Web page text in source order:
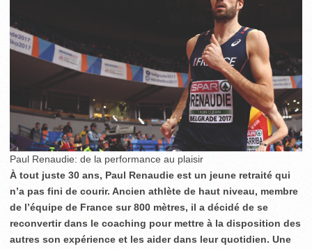
Paul Renaudie: de la performance au plaisir
À tout juste 30 ans, Paul Renaudie est un jeune retraité qui
n’a pas fini de courir. Ancien athlète de haut niveau, membre
de l’équipe de France sur 800 mètres, il a décidé de se
reconvertir dans le coaching pour mettre à la disposition des
autres son expérience et les aider dans leur quotidien. Une